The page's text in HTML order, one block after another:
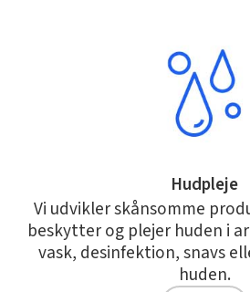
Hudpleje
Vi udvikler skånsomme
beskytter og plejer huden i
vask, desinfektion, snavs
huden.